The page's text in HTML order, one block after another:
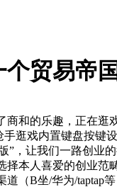
贸易帝国
的乐趣，正在逛
逛戏内置键盘按
”，让我们一路创
本人喜爱的创业
（B坐/华为/